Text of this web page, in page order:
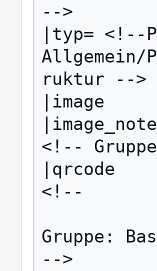
-->
|typ= <!--
ruktur -->
|image
<!--
|qrcode
<!--
Gruppe:
-->